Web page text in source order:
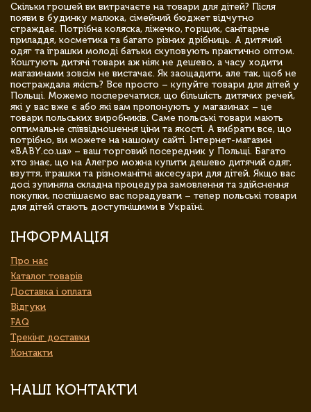
Скільки грошей ви витрачаєте на товари для дітей? Після
появи в будинку малюка, сімейний бюджет відчутно
страждає. Потрібна коляска, ліжечко, горщик, санітарне
приладдя, косметика та багато різних дрібниць. А дитячий
одяг та іграшки молоді батьки скуповують практично оптом.
Коштують дитячі товари аж ніяк не дешево, а часу ходити
магазинами зовсім не вистачає. Як заощадити, але так, щоб не
постраждала якість? Все просто – купуйте товари для дітей у
Польщі. Можемо посперечатися, що більшість дитячих речей,
які у вас вже є або які вам пропонують у магазинах – це
товари польських виробників. Саме польські товари мають
оптимальне співвідношення ціни та якості. А вибрати все, що
потрібно, ви можете на нашому сайті. Інтернет-магазин
«BABY.co.ua» – ваш торговий посередник у Польщі. Багато
хто знає, що на Алегро можна купити дешево дитячий одяг,
взуття, іграшки та різноманітні аксесуари для дітей. Якщо вас
досі зупиняла складна процедура замовлення та здійснення
покупки, поспішаємо вас порадувати – тепер польські товари
для дітей стають доступнішими в Україні.
ІНФОРМАЦІЯ
Про нас
Каталог товарів
Доставка і оплата
Відгуки
FAQ
Трекінг доставки
Контакти
НАШІ КОНТАКТИ